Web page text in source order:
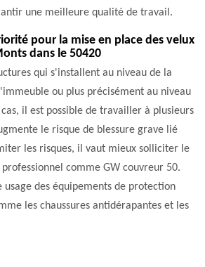
une meilleure qualité de travail.
pour la mise en place des velux
dans le 50420
qui s'installent au niveau de la
ou plus précisément au niveau
il est possible de travailler à plusieurs
le risque de blessure grave lié
les risques, il vaut mieux solliciter le
comme GW couvreur 50.
usage des équipements de protection
les chaussures antidérapantes et les